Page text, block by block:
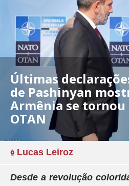
Últimas
de Pashinyan
Armênia se
OTAN
Lucas Leiroz
Desde a revolução